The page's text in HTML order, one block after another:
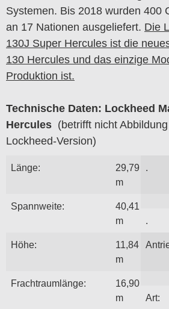
Systemen. Bis 2018 wurden 400
an 17 Nationen ausgeliefert. Die
130J Super Hercules ist die
130 Hercules und das einzige
Produktion ist.
Technische Daten: Lockheed
Hercules (betrifft nicht
Lockheed-Version)
Länge:
29,79
m
Spannweite:
40,41
m
Höhe:
11,84
m
Frachtraumlänge:
16,90
m
.
.
Art: